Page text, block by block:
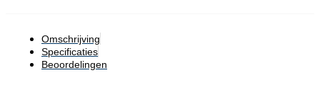
Omschrijving
Specificaties
Beoordelingen